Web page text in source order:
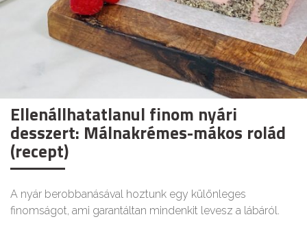
Ellenállhatatlanul finom nyári
desszert: Málnakrémes-mákos rolád
(recept)
A nyár berobbanásával hoztunk egy különleges
finomságot, ami garantáltan mindenkit levesz a lábáról.